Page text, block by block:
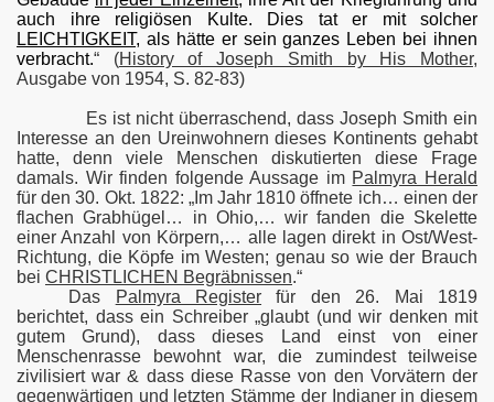
auch ihre religiösen Kulte. Dies tat er mit solcher
LEICHTIGKEIT, als hätte er sein ganzes Leben bei ihnen
verbracht.“ (History of Joseph Smith by His Mother,
Ausgabe von 1954, S. 82-83)
Es ist nicht überraschend, dass Joseph Smith ein
Interesse an den Ureinwohnern dieses Kontinents gehabt
hatte, denn viele Menschen diskutierten diese Frage
damals. Wir finden folgende Aussage im Palmyra Herald
für den 30. Okt. 1822: „Im Jahr 1810 öffnete ich… einen der
flachen Grabhügel… in Ohio,… wir fanden die Skelette
einer Anzahl von Körpern,… alle lagen direkt in Ost/West-
Richtung, die Köpfe im Westen; genau so wie der Brauch
bei CHRISTLICHEN Begräbnissen.“
Das
Palmyra Register für den 26. Mai 1819
berichtet, dass ein Schreiber „glaubt (und wir denken mit
gutem Grund), dass dieses Land einst von einer
Menschenrasse bewohnt war, die zumindest teilweise
zivilisiert war & dass diese Rasse von den Vorvätern der
gegenwärtigen und letzten Stämme der Indianer in diesem